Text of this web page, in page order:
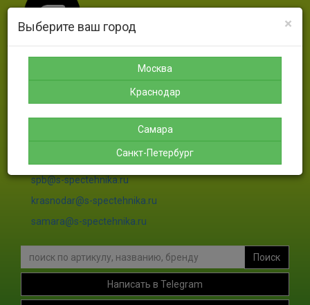
Петербург
Краснодар
8-988-
sales@s-spectehnika.ru
spb@s-spectehnika.ru
krasnodar@s-spectehnika.ru
samara@s-spectehnika.ru
Поиск
Написать в Telegram
×
Выберите ваш город
Москва
Краснодар
Самара
Санкт-Петербург